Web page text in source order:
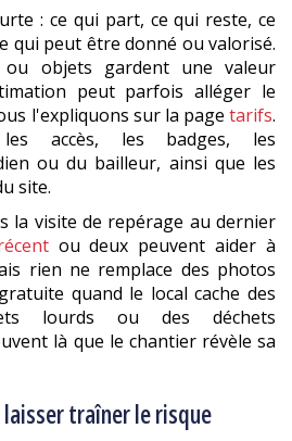
: ce qui part, ce qui reste, ce
qui peut être donné ou valorisé.
ou objets gardent une valeur
peut parfois alléger le
l'expliquons sur la page tarifs.
les accès, les badges, les
ou du bailleur, ainsi que les
site.
la visite de repérage au dernier
ou deux peuvent aider à
rien ne remplace des photos
quand le local cache des
lourds ou des déchets
là que le chantier révèle sa
laisser traîner le risque